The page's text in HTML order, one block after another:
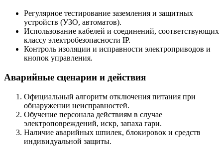
Регулярное тестирование заземления и защитных
устройств (УЗО, автоматов).
Использование кабелей и соединений, соответствующих
классу электробезопасности IP.
Контроль изоляции и исправности электроприводов и
кнопок управления.
Аварийные сценарии и действия
Официальный алгоритм отключения питания при
обнаружении неисправностей.
Обучение персонала действиям в случае
электроповреждений, искр, запаха гари.
Наличие аварийных шпилек, блокировок и средств
индивидуальной защиты.